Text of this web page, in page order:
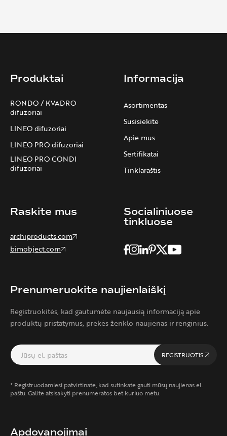
Produktai
RONDO / KVADRO
difuzoriai
LINEO difuzoriai
LINEO PRO difuzoriai
LINEO PRO CONDI
difuzoriai
Informacija
Asortimentas
Susisiekite
Apie mus
Sertifikatai
Tinklaraštis
Raskite mus
archiproducts.com
bimobject.com
Socialiniuose
tinkluose
Prenumeruokite naujienlaiškį
Registruokitės, kad gautumėte naujausią informaciją apie
produktų pristatymus, prekės ženklo naujienas ir renginius.
REGISTRUOTIS
* Registruodamiesi patvirtinate, kad sutinkate gauti mūsų naujienas el.
paštu. Galite atsisakyti prenumeratos bet kuriuo metu.
Apdovanojimai